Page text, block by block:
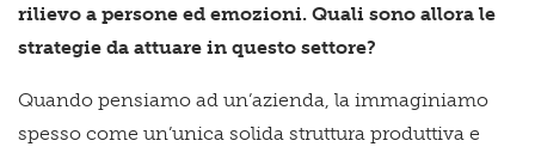
rilievo a persone ed emozioni. Quali sono allora le
strategie da attuare in questo settore?
Quando pensiamo ad un’azienda, la immaginiamo
spesso come un’unica solida struttura produttiva e